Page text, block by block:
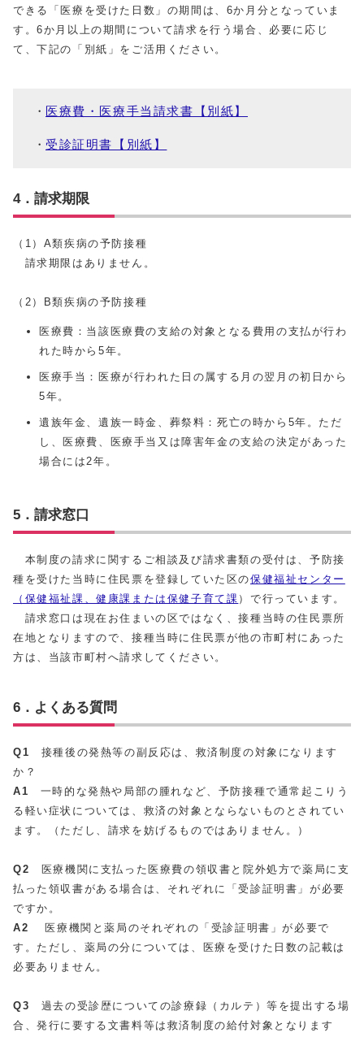
できる「医療を受けた日数」の期間は、6か月分となっていま
す。6か月以上の期間について請求を行う場合、必要に応じ
て、下記の「別紙」をご活用ください。
医療費・医療手当請求書【別紙】
受診証明書【別紙】
4．請求期限
（1）A類疾病の予防接種
請求期限はありません。
（2）B類疾病の予防接種
医療費：当該医療費の支給の対象となる費用の支払が行わ
れた時から5年。
医療手当：医療が行われた日の属する月の翌月の初日から
5年。
遺族年金、遺族一時金、葬祭料：死亡の時から5年。ただ
し、医療費、医療手当又は障害年金の支給の決定があった
場合には2年。
5．請求窓口
本制度の請求に関するご相談及び請求書類の受付は、予防接
種を受けた当時に住民票を登録していた区の保健福祉センター
（保健福祉課、健康課または保健子育て課 ）で行っています。
請求窓口は現在お住まいの区ではなく、接種当時の住民票所
在地となりますので、接種当時に住民票が他の市町村にあった
方は、当該市町村へ請求してください。
6．よくある質問
Q1 接種後の発熱等の副反応は、救済制度の対象になります
か？
A1 一時的な発熱や局部の腫れなど、予防接種で通常起こりう
る軽い症状については、救済の対象とならないものとされてい
ます。（ただし、請求を妨げるものではありません。）
Q2 医療機関に支払った医療費の領収書と院外処方で薬局に支
払った領収書がある場合は、それぞれに「受診証明書」が必要
ですか。
A2 医療機関と薬局のそれぞれの「受診証明書」が必要で
す。ただし、薬局の分については、医療を受けた日数の記載は
必要ありません。
Q3 過去の受診歴についての診療録（カルテ）等を提出する場
合、発行に要する文書料等は救済制度の給付対象となります